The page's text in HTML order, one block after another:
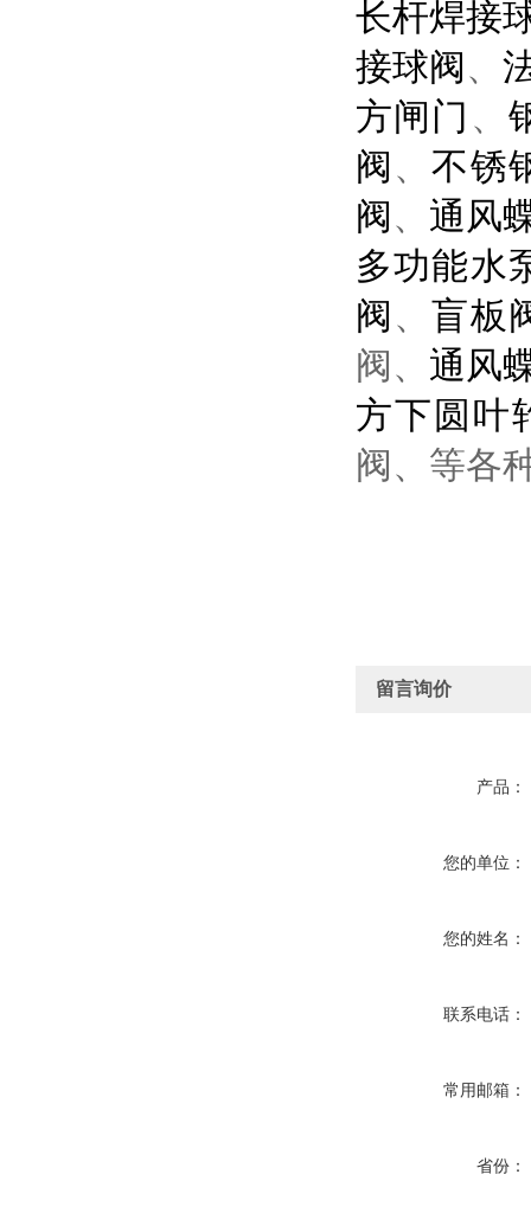
长杆焊接
接球阀、
方闸门 、
阀 、不锈
阀、 通风
多功能水
阀 、盲板
阀、 通风
方下圆叶
阀、等各
留言询价
产品：
您的单位：
您的姓名：
联系电话：
常用邮箱：
省份：